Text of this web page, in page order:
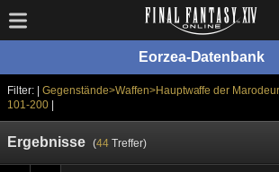
Eorzea-Datenbank
Filter: | Gegenstände>Waffen>Hauptwaffe der
101-200|
Ergebnisse (44Treffer)